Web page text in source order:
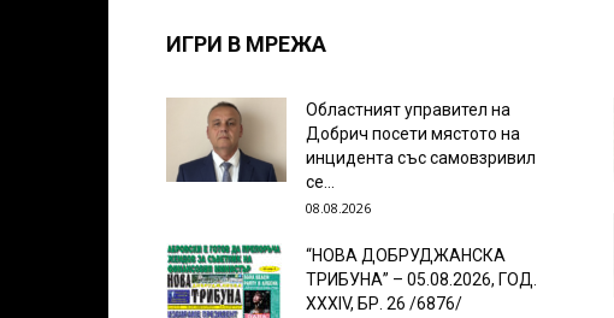
ИГРИ В МРЕЖА
Областният управител на
Добрич посети мястото на
инцидента със самовзривил
се...
08.08.2026
“НОВА ДОБРУДЖАНСКА
ТРИБУНА” – 05.08.2026, ГОД.
XXХIV, БР. 26 /6876/